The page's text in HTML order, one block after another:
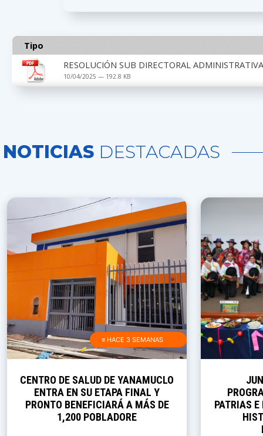
Tipo
RESOLUCIÓN SUB DIRECTORAL
10/04/2025 — 192.8 KB
NOTICIAS DESTACADAS
≡ HACE 3 SEMANAS
CENTRO DE SALUD DE YANAMUCLO
ENTRA EN SU ETAPA FINAL Y
PRONTO BENEFICIARÁ A MÁS DE
1,200 POBLADORE
PATRIAS